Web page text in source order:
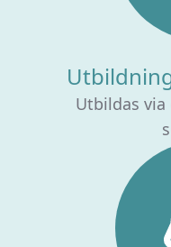
Utbildas